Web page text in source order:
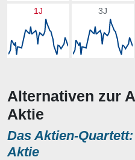
1J 3J
Alternativen zur
Aktie
Das Aktien-
Aktie